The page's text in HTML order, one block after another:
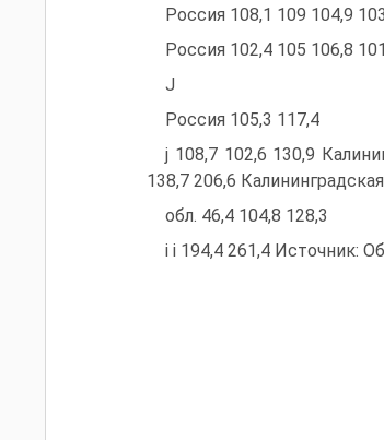
Россия 108,1 109 104,9
Россия 102,4 105 106,8
J
Россия 105,3 117,4
j 108,7 102,6 130,9
138,7 206,6 Калининградская
обл. 46,4 104,8 128,3
i i 194,4 261,4 Источник: